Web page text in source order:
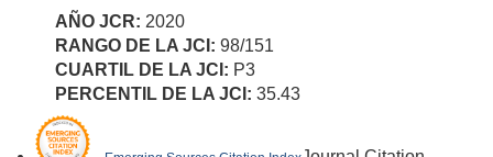
AÑO JCR: 2020
RANGO DE LA JCI: 98/151
CUARTIL DE LA JCI: P3
PERCENTIL DE LA JCI: 35.43